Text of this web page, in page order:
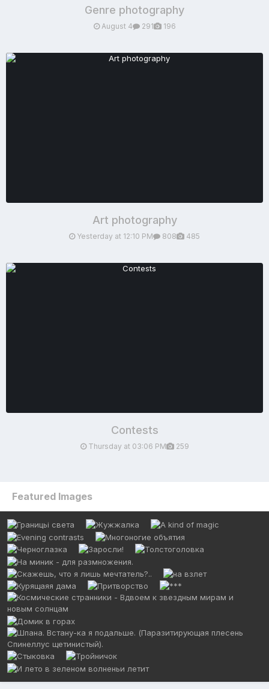
Genre photography
August 4 291 196
Art photography
Yesterday at 12:10 PM 808 485
Contests
Thursday at 03:06 PM 259
Featured Images